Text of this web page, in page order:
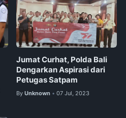
Jumat Curhat, Polda Bali
Dengarkan Aspirasi dari
Petugas Satpam
By Unknown • 07 Jul, 2023